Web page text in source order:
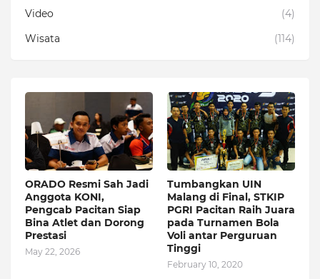
Video
(4)
Wisata
(114)
ORADO Resmi Sah Jadi
Anggota KONI,
Pengcab Pacitan Siap
Bina Atlet dan Dorong
Prestasi
May 22, 2026
Tumbangkan UIN
Malang di Final, STKIP
PGRI Pacitan Raih Juara
pada Turnamen Bola
Voli antar Perguruan
Tinggi
February 10, 2020